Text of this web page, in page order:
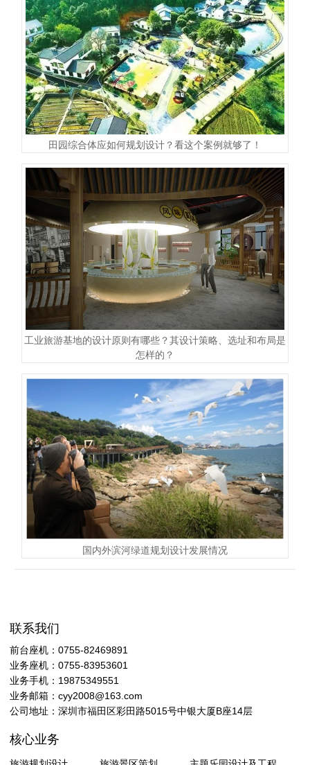
田园综合体应如何规划设计？看这个案例就够了！
工业旅游基地的设计原则有哪些？其设计策略、选址和布局是
怎样的？
国内外滨河绿道规划设计发展情况
联系我们
前台座机：0755-82469891
业务座机：0755-83953601
业务手机：19875349551
业务邮箱：cyy2008@163.com
公司地址：深圳市福田区彩田路5015号中银大厦B座14层
核心业务